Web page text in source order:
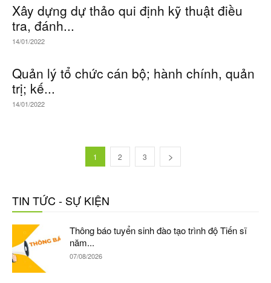
Xây dựng dự thảo qui định kỹ thuật điều
tra, đánh...
14/01/2022
Quản lý tổ chức cán bộ; hành chính, quản
trị; kế...
14/01/2022
1 2 3
TIN TỨC - SỰ KIỆN
Thông báo tuyển sinh đào tạo trình độ Tiến sĩ
năm...
07/08/2026